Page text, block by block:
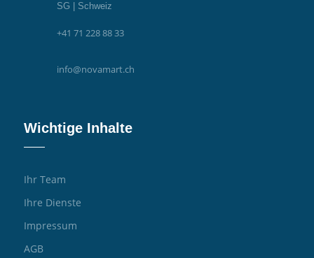
SG | Schweiz
+41 71 228 88 33
info@novamart.ch
Wichtige Inhalte
Ihr Team
Ihre Dienste
Impressum
AGB